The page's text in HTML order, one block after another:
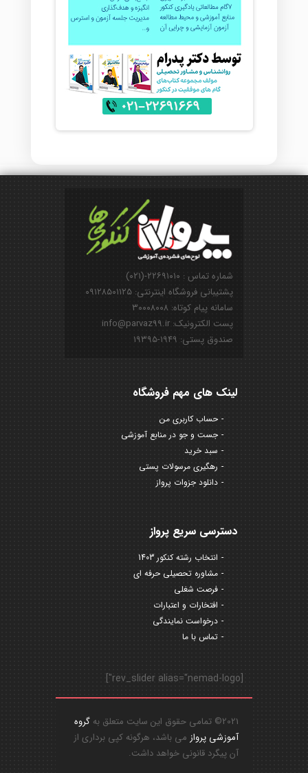
شماره تماس : ۲۲۶۹۱۰۱۰-(۰۲۱)
پشتیبانی فروشگاه اینترنتی: ۰۹۱۲۸۵۰۱۱۲۵
سامانه پیام کوتاه: ۳۰۰۰۸۰۰۸
پست الکترونیک: info@parvaz99.ir
صندوق پستی: ۱۹۴۹-۱۹۳۹۵
لینک های مهم فروشگاه
حساب کاربری من
جست و جو در منابع آموزشی
سبد خرید
رهگیری مرسولات پستی
دانلود جزوات پرواز
دسترسی سریع پرواز
انتخاب رشته کنکور 1403
مشاوره تحصیلی حرفه ای
فرصت شغلی
افتخارات و اعتبارات
درخواست نمایندگی
تماس با ما
[rev_slider alias="nemad-logo"]
2021© تمامی حقوق این سایت متعلق به
گروه
آموزشی پرواز می باشد، هرگونه کپی برداری از
آن پیگرد قانونی خواهد داشت.